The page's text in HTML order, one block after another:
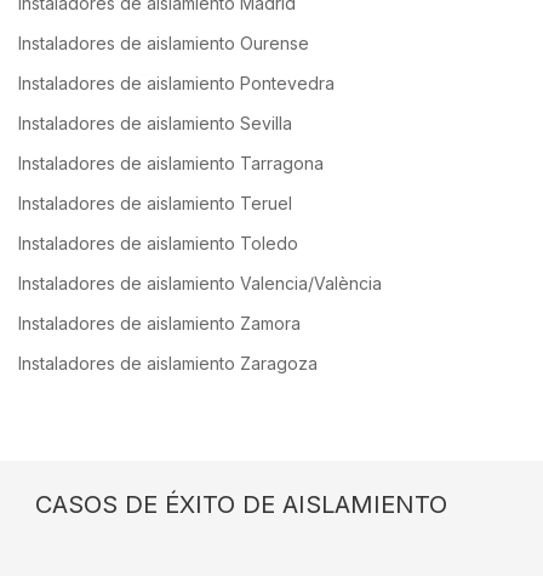
Instaladores de aislamiento Ourense
Instaladores de aislamiento Pontevedra
Instaladores de aislamiento Sevilla
Instaladores de aislamiento Tarragona
Instaladores de aislamiento Teruel
Instaladores de aislamiento Toledo
Instaladores de aislamiento Valencia/València
Instaladores de aislamiento Zamora
Instaladores de aislamiento Zaragoza
CASOS DE ÉXITO DE AISLAMIENTO